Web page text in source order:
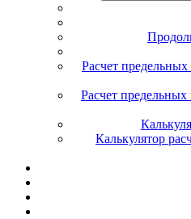
Расчет
Расчет
Калькулятор